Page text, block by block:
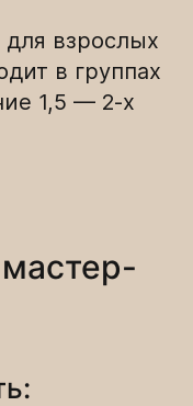
взрослых
в группах
1,5 — 2-х